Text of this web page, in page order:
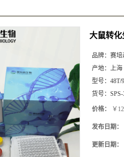
大鼠转化
品牌： 赛培
产地： 上海
型号： 48T/
货号：
价格： ￥
发布日期：
更新日期：